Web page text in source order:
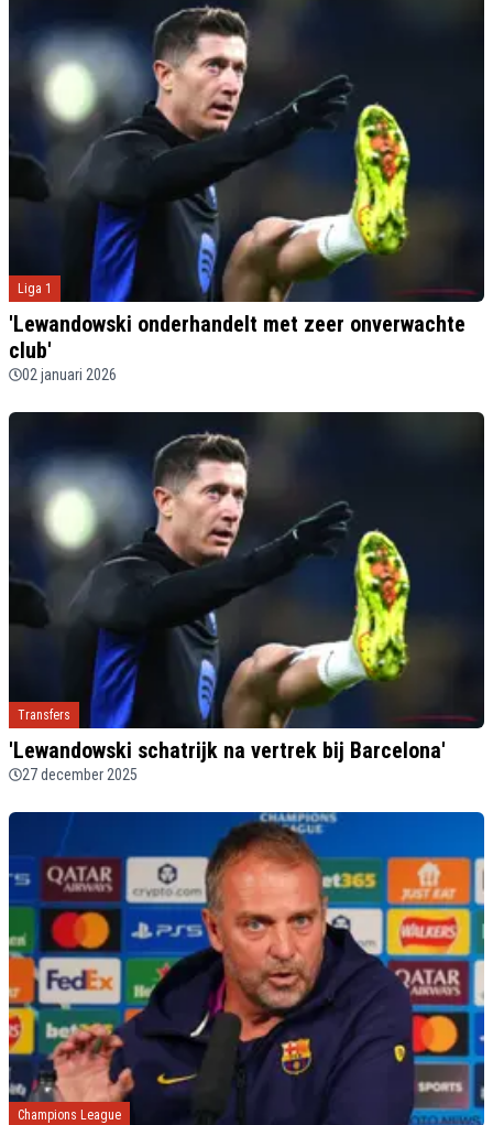
Liga 1
'Lewandowski onderhandelt met zeer onverwachte
club'
02 januari 2026
Transfers
'Lewandowski schatrijk na vertrek bij Barcelona'
27 december 2025
Champions League